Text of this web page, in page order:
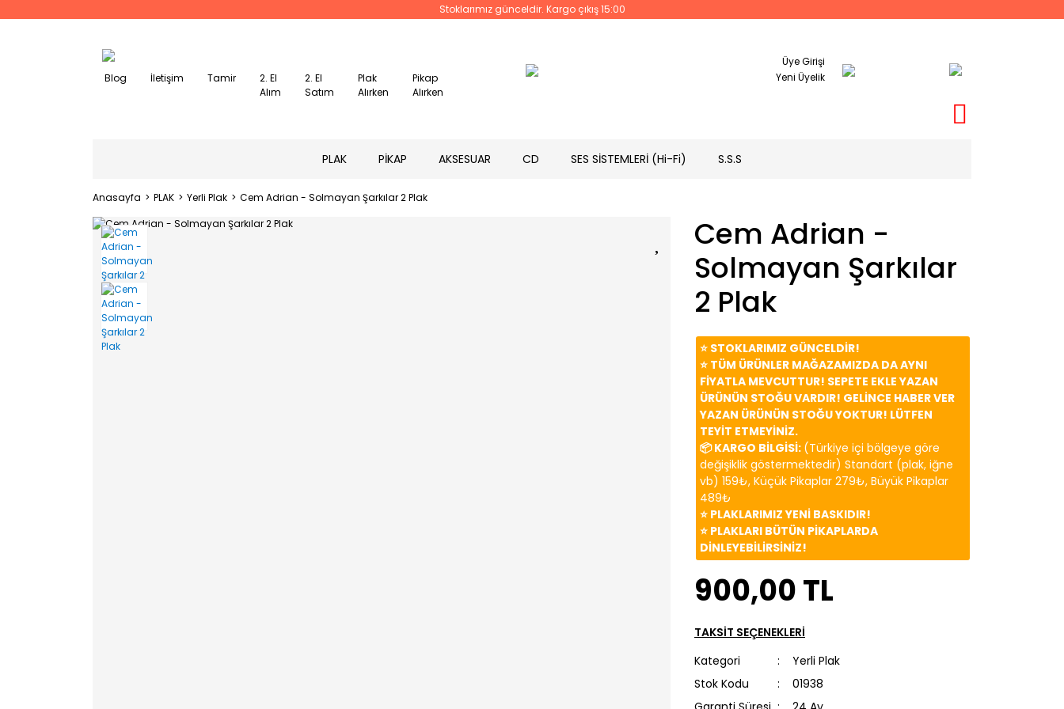
Stoklarımız günceldir. Kargo çıkış 15:00
Blog İletişim Tamir
2. El
Alım
2. El
Satım
Plak
Alırken
Pikap
Alırken
Üye Girişi
Yeni Üyelik
PLAK PİKAP AKSESUAR CD SES SİSTEMLERİ (Hi-Fi) S.S.S
Anasayfa PLAK Yerli Plak Cem Adrian - Solmayan Şarkılar 2 Plak
Cem Adrian -
Solmayan Şarkılar
2 Plak
⭐️ STOKLARIMIZ GÜNCELDİR!
⭐️ TÜM ÜRÜNLER MAĞAZAMIZDA DA AYNI
FİYATLA MEVCUTTUR! SEPETE EKLE YAZAN
ÜRÜNÜN STOĞU VARDIR! GELİNCE HABER VER
YAZAN ÜRÜNÜN STOĞU YOKTUR! LÜTFEN
TEYİT ETMEYİNİZ.
📦 KARGO BİLGİSİ: (Türkiye içi bölgeye göre
değişiklik göstermektedir) Standart (plak, iğne
vb) 159₺, Küçük Pikaplar 279₺, Büyük Pikaplar
489₺
⭐️ PLAKLARIMIZ YENİ BASKIDIR!
⭐️ PLAKLARI BÜTÜN PİKAPLARDA
DİNLEYEBİLİRSİNİZ!
900,00 TL
TAKSİT SEÇENEKLERİ
Kategori
Yerli Plak
Stok Kodu
01938